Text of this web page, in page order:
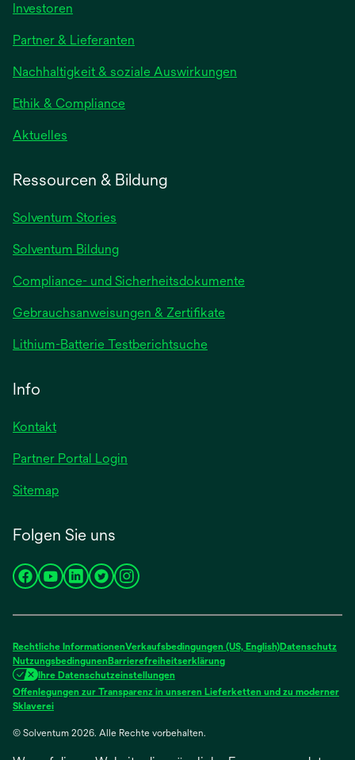
Investoren
einer
neuen
Registerkarte
geöffnet
Partner & Lieferanten
Nachhaltigkeit & soziale Auswirkungen
Ethik & Compliance
Aktuelles
Registerkarte
Ressourcen & Bildung
Solventum Stories
Solventum Bildung
Compliance- und Sicherheitsdokumente
Gebrauchsanweisungen & Zertifikatewird
Lithium-Batterie Testberichtsuchewird
Info
Kontakt
Partner Portal Login
Sitemap
Folgen Sie uns
wird
neuen
Registerkarte
geöffnet
wird
neuen
Registerkarte
geöffnet
wird
neuen
Registerkarte
geöffnet
wird
neuen
Registerkarte
geöffnet
wird
neuen
Registerkarte
geöffnet
Rechtliche InformationenVerkaufsbedingungen (US, English)Datenschutz
NutzungsbedingunenBarrierefreiheitserklärung
Ihre Datenschutzeinstellungen
Offenlegungen zur Transparenz in unseren Lieferketten und zu moderner
Sklavereiwird
einer
© Solventum 2026. Alle Rechte vorbehalten.